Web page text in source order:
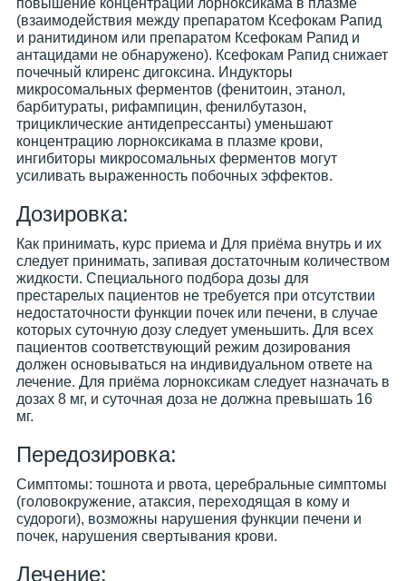
повышение концентрации лорноксикама в плазме
(взаимодействия между препаратом Ксефокам Рапид
и ранитидином или препаратом Ксефокам Рапид и
антацидами не обнаружено). Ксефокам Рапид снижает
почечный клиренс дигоксина. Индукторы
микросомальных ферментов (фенитоин, этанол,
барбитураты, рифампицин, фенилбутазон,
трициклические антидепрессанты) уменьшают
концентрацию лорноксикама в плазме крови,
ингибиторы микросомальных ферментов могут
усиливать выраженность побочных эффектов.
Дозировка:
Как принимать, курс приема и Для приёма внутрь и их
следует принимать, запивая достаточным количеством
жидкости. Специального подбора дозы для
престарелых пациентов не требуется при отсутствии
недостаточности функции почек или печени, в случае
которых суточную дозу следует уменьшить. Для всех
пациентов соответствующий режим дозирования
должен основываться на индивидуальном ответе на
лечение. Для приёма лорноксикам следует назначать в
дозах 8 мг, и суточная доза не должна превышать 16
мг.
Передозировка:
Симптомы: тошнота и рвота, церебральные симптомы
(головокружение, атаксия, переходящая в кому и
судороги), возможны нарушения функции печени и
почек, нарушения свертывания крови.
Лечение: